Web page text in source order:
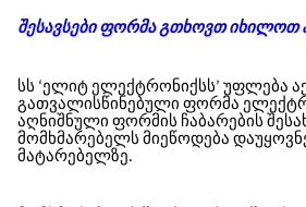
შესავსები ფორმა გთხოვთ იხილოთ
სს ‘ელიტ ელექტრონიქსს’ უფლება
გათვალისწინებული ფორმა
აღნიშნული ფორმის ჩაბარების
მომხმარებელს მიეწოდება
მატარებელზე.